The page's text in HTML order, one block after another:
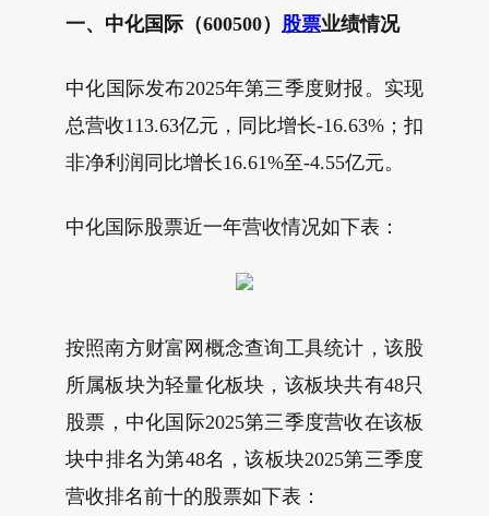
一、中化国际（600500） 股票业绩情况
中化国际发布2025年第三季度财报。实现
总营收113.63亿元，同比增长-16.63%；扣
非净利润同比增长16.61%至-4.55亿元。
中化国际股票近一年营收情况如下表：
按照南方财富网概念查询工具统计，该股
所属板块为轻量化板块，该板块共有48只
股票，中化国际2025第三季度营收在该板
块中排名为第48名，该板块2025第三季度
营收排名前十的股票如下表：